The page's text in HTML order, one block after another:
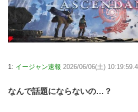
1: イージャン速報 2026/06/06(土)
なんで話題にならないの…？